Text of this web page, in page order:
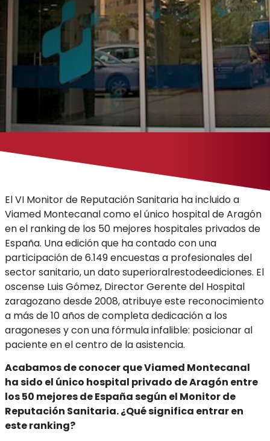
El VI Monitor de Reputación Sanitaria ha incluido a
Viamed Montecanal como el único hospital de Aragón
en el ranking de los 50 mejores hospitales privados de
España. Una edición que ha contado con una
participación de 6.149 encuestas a profesionales del
sector sanitario, un dato superioralrestodeediciones. El
oscense Luis Gómez, Director Gerente del Hospital
zaragozano desde 2008, atribuye este reconocimiento
a más de 10 años de completa dedicación a los
aragoneses y con una fórmula infalible: posicionar al
paciente en el centro de la asistencia.
Acabamos de conocer que Viamed Montecanal
ha sido el único hospital privado de Aragón entre
los 50 mejores de España según el Monitor de
Reputación Sanitaria. ¿Qué significa entrar en
este ranking?